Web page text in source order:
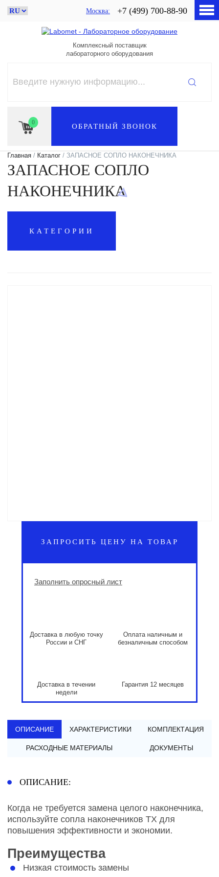
Москва +7 (499) 700-88-90
Комплексный поставщик
лабораторного оборудования
0 ОБРАТНЫЙ ЗВОНОК
Главная / Каталог / ЗАПАСНОЕ СОПЛО НАКОНЕЧНИКА
ЗАПАСНОЕ СОПЛО
НАКОНЕЧНИКА
КАТЕГОРИИ
ЗАПРОСИТЬ ЦЕНУ НА ТОВАР
Заполнить опросный лист
Доставка в любую точку
России и СНГ
Оплата наличным и
безналичным способом
Доставка в течении
недели
Гарантия 12 месяцев
ОПИСАНИЕ ХАРАКТЕРИСТИКИ КОМПЛЕКТАЦИЯ
РАСХОДНЫЕ МАТЕРИАЛЫ ДОКУМЕНТЫ
ОПИСАНИЕ:
Когда не требуется замена целого наконечника,
используйте сопла наконечников TX для
повышения эффективности и экономии.
Преимущества
Низкая стоимость замены